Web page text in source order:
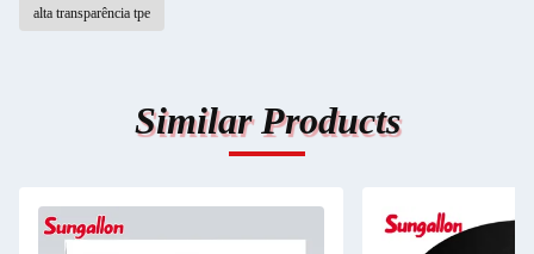
alta transparência tpe
Similar Products